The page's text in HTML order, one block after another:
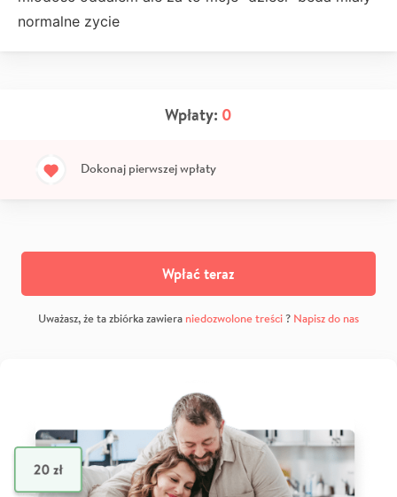
normalne zycie
Wpłaty: 0
Dokonaj pierwszej wpłaty
Wpłać teraz
Uważasz, że ta zbiórka zawiera niedozwolone treści? Napisz do nas